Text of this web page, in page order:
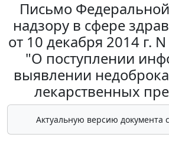
Письмо
надзору в сфере
от 10 декабря 2014 г.
"О поступлении
выявлении
лекарственных
Актуальную версию документа